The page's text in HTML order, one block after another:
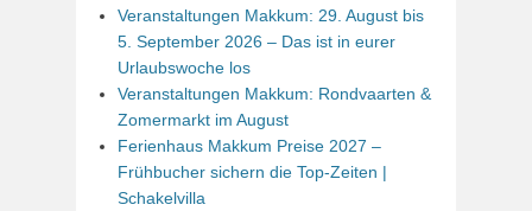
Veranstaltungen Makkum: 29. August bis
5. September 2026 – Das ist in eurer
Urlaubswoche los
Veranstaltungen Makkum: Rondvaarten &
Zomermarkt im August
Ferienhaus Makkum Preise 2027 –
Frühbucher sichern die Top-Zeiten |
Schakelvilla